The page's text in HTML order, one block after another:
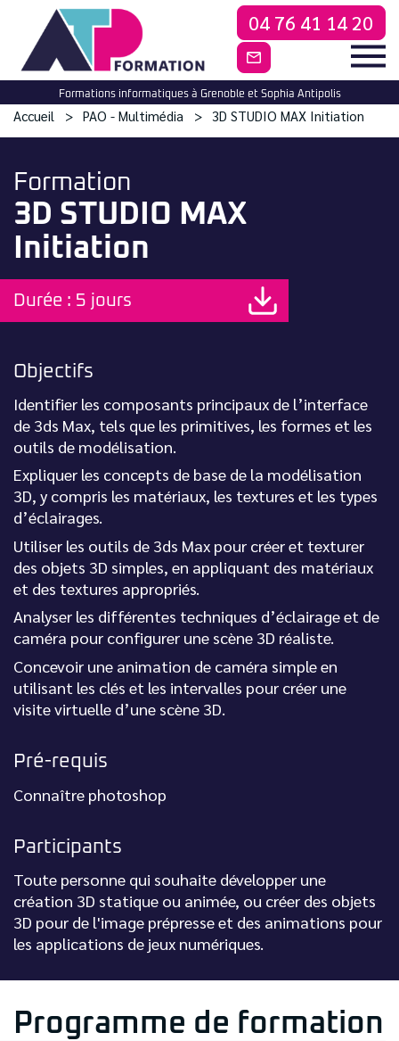
04 76 41 14 20
CONTACTEZ-
Formations informatiques à Grenoble et Sophia Antipolis
Accueil PAO - Multimédia 3D STUDIO MAX Initiation
Formation
3D STUDIO MAX
Initiation
Durée : 5 jours
Objectifs
Identifier les composants principaux de l’interface
de 3ds Max, tels que les primitives, les formes et les
outils de modélisation.
Expliquer les concepts de base de la modélisation
3D, y compris les matériaux, les textures et les types
d’éclairages.
Utiliser les outils de 3ds Max pour créer et texturer
des objets 3D simples, en appliquant des matériaux
et des textures appropriés.
Analyser les différentes techniques d’éclairage et de
caméra pour configurer une scène 3D réaliste.
Concevoir une animation de caméra simple en
utilisant les clés et les intervalles pour créer une
visite virtuelle d’une scène 3D.
Pré-requis
Connaître photoshop
Participants
Toute personne qui souhaite développer une
création 3D statique ou animée, ou créer des objets
3D pour de l'image prépresse et des animations pour
les applications de jeux numériques.
Programme de formation